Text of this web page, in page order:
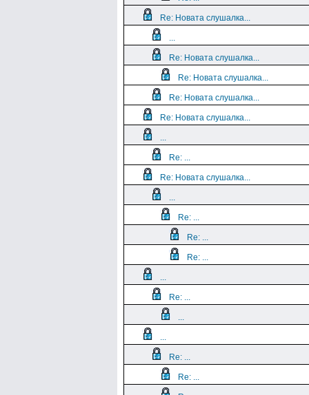
Re: Новата слушалка...
...
Re: Новата слушалка...
Re: Новата слушалка...
Re: Новата слушалка...
Re: Новата слушалка...
...
Re: ...
Re: Новата слушалка...
...
Re: ...
Re: ...
Re: ...
...
Re: ...
...
...
Re: ...
Re: ...